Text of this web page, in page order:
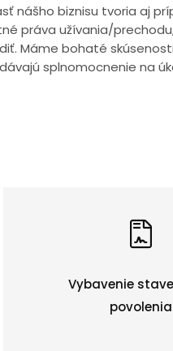
nášho biznisu tvoria aj
práva užívania/
Máme bohaté
splnomocnenie na
Vybavenie
povolenia